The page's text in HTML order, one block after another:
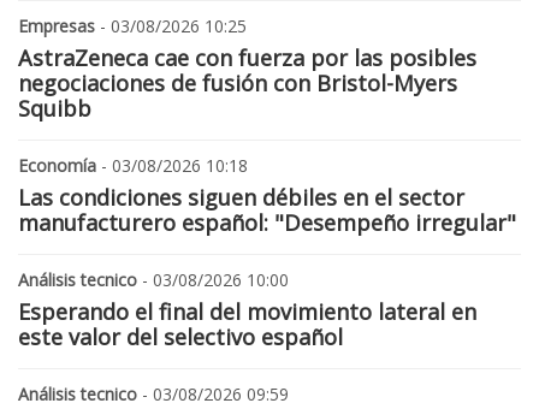
Empresas - 03/08/2026 10:25
AstraZeneca cae con fuerza por las posibles
negociaciones de fusión con Bristol-Myers
Squibb
Economía - 03/08/2026 10:18
Las condiciones siguen débiles en el sector
manufacturero español: "Desempeño irregular"
Análisis tecnico - 03/08/2026 10:00
Esperando el final del movimiento lateral en
este valor del selectivo español
Análisis tecnico - 03/08/2026 09:59